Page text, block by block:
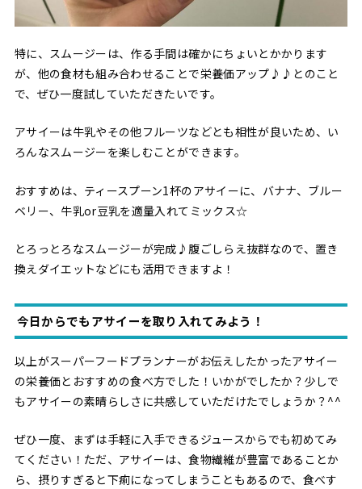
特に、スムージーは、作る手間は確かにちょいとかかります
が、他の食材も組み合わせることで栄養価アップ♪♪とのこと
で、ぜひ一度試していただきたいです。
アサイーは牛乳やその他フルーツなどとも相性が良いため、い
ろんなスムージーを楽しむことができます。
おすすめは、ティースプーン1杯のアサイーに、バナナ、ブルー
ベリー、牛乳or豆乳を適量入れてミックス☆
とろっとろなスムージーが完成♪腹ごしらえ抜群なので、置き
換えダイエットなどにも活用できますよ！
今日からでもアサイーを取り入れてみよう！
以上がスーパーフードプランナーがお伝えしたかったアサイー
の栄養価とおすすめの食べ方でした！いかがでしたか？少しで
もアサイーの素晴らしさに共感していただけたでしょうか？^^
ぜひ一度、まずは手軽に入手できるジュースからでも初めてみ
てください！ただ、アサイーは、食物繊維が豊富であることか
ら、摂りすぎると下痢になってしまうこともあるので、食べす